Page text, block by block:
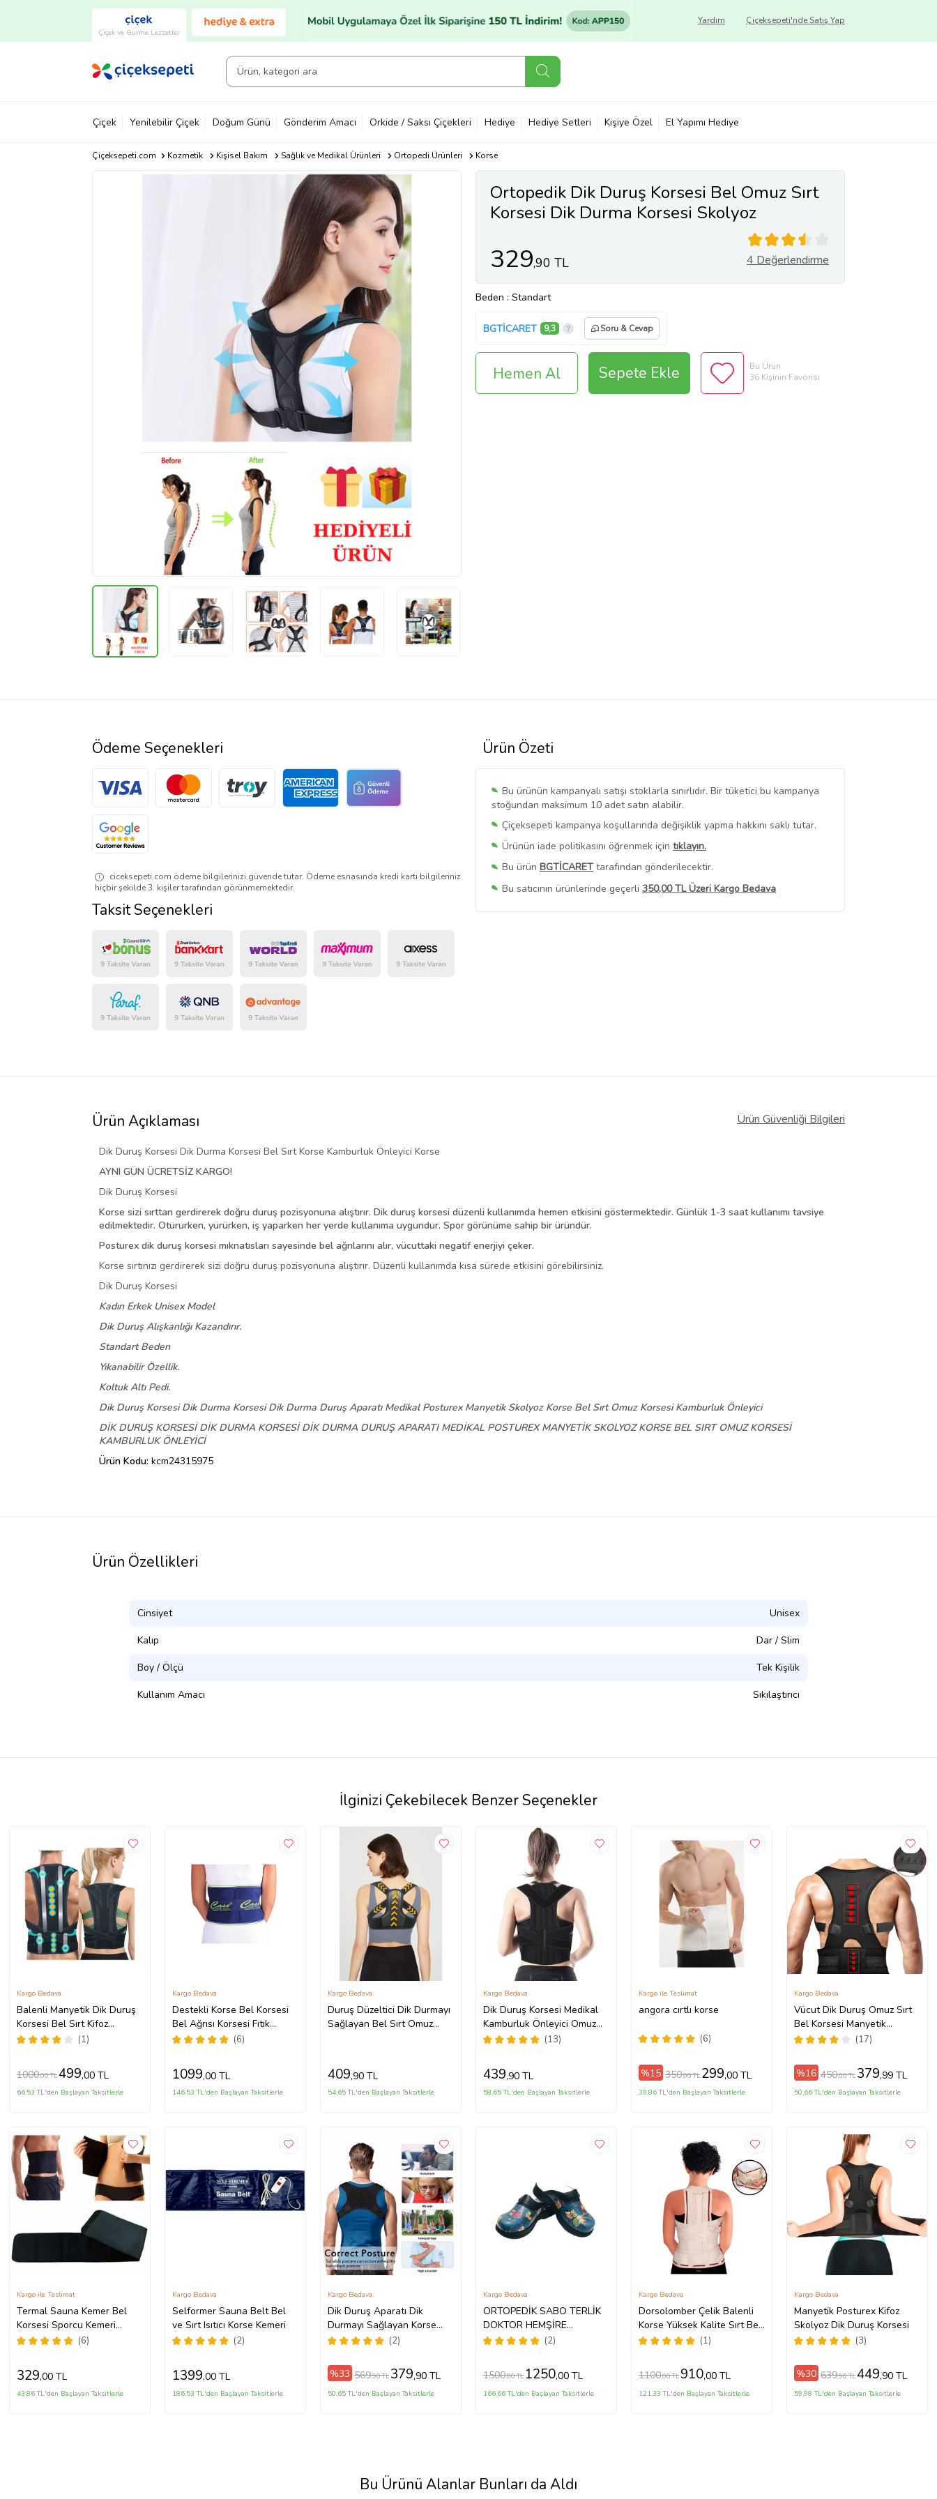
Çiçek ve Gurme Lezzetler
Çiçeksepeti'nde Satış Yap
Yardım
Çiçek Yenilebilir Çiçek Doğum Günü Gönderim Amacı Orkide / Saksı Çiçekleri Hediye Hediye Setleri Kişiye Özel El Yapımı Hediye
Çiçeksepeti.com Kozmetik Kişisel Bakım Sağlık ve Medikal Ürünleri Ortopedi Ürünleri Korse
Ortopedik Dik Duruş Korsesi Bel Omuz Sırt
Korsesi Dik Durma Korsesi Skolyoz
329,90 TL 4 Değerlendirme
Beden : Standart
BGTİCARET 9,3 Soru & Cevap
Hemen Al Sepete Ekle
Bu Ürün
36 Kişinin Favorisi
Ürün Özeti
Bu ürünün kampanyalı satışı stoklarla sınırlıdır. Bir tüketici bu kampanya
stoğundan maksimum 10 adet satın alabilir.
Çiçeksepeti kampanya koşullarında değişiklik yapma hakkını saklı tutar.
Ürünün iade politikasını öğrenmek için tıklayın.
Bu ürün BGTİCARET tarafından gönderilecektir.
Bu satıcının ürünlerinde geçerli 350,00 TL Üzeri Kargo Bedava
Bu SatıcınınTüm Ürünlerini Görüntüle
Ödeme Seçenekleri
ciceksepeti.com ödeme bilgilerinizi güvende tutar. Ödeme esnasında kredi kartı bilgileriniz
hiçbir şekilde 3. kişiler tarafından görünmemektedir.
Taksit Seçenekleri
Ürün Açıklaması Ürün Güvenliği Bilgileri
Dik Duruş Korsesi Dik Durma Korsesi Bel Sırt Korse Kamburluk Önleyici Korse
AYNI GÜN ÜCRETSİZ KARGO!
Dik Duruş Korsesi
Korse sizi sırttan gerdirerek doğru duruş pozisyonuna alıştırır. Dik duruş korsesi düzenli kullanımda hemen etkisini göstermektedir. Günlük 1-3 saat kullanımı tavsiye
edilmektedir. Otururken, yürürken, iş yaparken her yerde kullanıma uygundur. Spor görünüme sahip bir üründür.
Posturex dik duruş korsesi mıknatısları sayesinde bel ağrılarını alır, vücuttaki negatif enerjiyi çeker.
Korse sırtınızı gerdirerek sizi doğru duruş pozisyonuna alıştırır. Düzenli kullanımda kısa sürede etkisini görebilirsiniz.
Dik Duruş Korsesi
Kadın Erkek Unisex Model
Dik Duruş Alışkanlığı Kazandırır.
Standart Beden
Yıkanabilir Özellik.
Koltuk Altı Pedi.
Dik Duruş Korsesi Dik Durma Korsesi Dik Durma Duruş Aparatı Medikal Posturex Manyetik Skolyoz Korse Bel Sırt Omuz Korsesi Kamburluk Önleyici
DİK DURUŞ KORSESİ DİK DURMA KORSESİ DİK DURMA DURUŞ APARATI MEDİKAL POSTUREX MANYETİK SKOLYOZ KORSE BEL SIRT OMUZ KORSESİ
KAMBURLUK ÖNLEYİCİ
Ürün Kodu: kcm24315975
Ürün Özellikleri
Cinsiyet Unisex
Kalıp Dar / Slim
Boy / Ölçü Tek Kişilik
Kullanım Amacı Sıkılaştırıcı
İlginizi Çekebilecek Benzer Seçenekler
Balenli Manyetik Dik Duruş
Korsesi Bel Sırt Kifoz
Skolyoz Korsesi Dik Tutan
Oturma Aparatı (Siyah)
(1)
Kargo Bedava
1000,00 TL499,00 TL
66,53 TL'den Başlayan Taksitlerle
Destekli Korse Bel Korsesi
Bel Ağrısı Korsesi Fıtık
Korsesi Hb5220
(6)
Kargo Bedava
1099,00 TL
146,53 TL'den Başlayan Taksitlerle
Duruş Düzeltici Dik Durmayı
Sağlayan Bel Sırt Omuz
Kargo Bedava
409,90 TL
54,65 TL'den Başlayan Taksitlerle
Dik Duruş Korsesi Medikal
Kamburluk Önleyici Omuz
Sırt Bel Korsesi Dik Durma
İçin Korse
(13)
Kargo Bedava
439,90 TL
58,65 TL'den Başlayan Taksitlerle
angora cırtlı korse
(6)
Kargo ile Teslimat
%15 350,00 TL 299,00 TL
39,86 TL'den Başlayan Taksitlerle
Vücut Dik Duruş Omuz Sırt
Bel Korsesi Manyetik
Ortopedik Kamburluk
Korse
(17)
Kargo Bedava
%16 450,00 TL 379,99 TL
50,66 TL'den Başlayan Taksitlerle
Termal Sauna Kemer Bel
Korsesi Sporcu Kemeri
Zayıflama Kemer Termal
(6)
Kargo ile Teslimat
329,00 TL
43,86 TL'den Başlayan Taksitlerle
Selformer Sauna Belt Bel
ve Sırt Isıtıcı Korse Kemeri
(2)
Kargo Bedava
1399,00 TL
186,53 TL'den Başlayan Taksitlerle
Dik Duruş Aparatı Dik
Durmayı Sağlayan Korse
Omurga Bel Sırt Omuz
(2)
Kargo Bedava
%33 569,90 TL 379,90 TL
50,65 TL'den Başlayan Taksitlerle
ORTOPEDİK SABO TERLİK
DOKTOR HEMŞİRE
HASTANE AŞÇI TERLİĞİ
(2)
Kargo Bedava
1500,00 TL 1250,00 TL
166,66 TL'den Başlayan Taksitlerle
Dorsolomber Çelik Balenli
Korse Yüksek Kalite Sırt Bel
Tüm Vücut Destek Dik
(1)
Kargo Bedava
1100,00 TL 910,00 TL
121,33 TL'den Başlayan Taksitlerle
Manyetik Posturex Kifoz
Skolyoz Dik Duruş Korsesi
(3)
Kargo Bedava
%30 639,90 TL449,90 TL
59,98 TL'den Başlayan Taksitlerle
Bu Ürünü Alanlar Bunları da Aldı